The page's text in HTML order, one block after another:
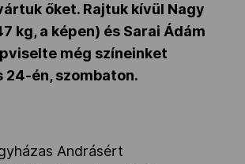
őket. Rajtuk kívül Nagy
kg, a képen) és Sarai Ádám
még színeinket
24-én, szombaton.
Andrásért